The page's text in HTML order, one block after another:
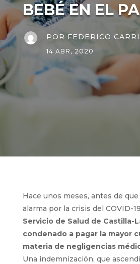
BEBÉ EN EL
POR FEDERICO
14 ABR, 2020
Hace unos meses, antes de
alarma por la crisis del COVID-
Servicio de Salud de Castilla-
condenado a pagar la mayor
materia de negligencias
Una indemnización, que